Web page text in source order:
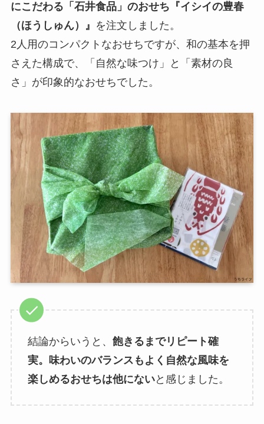
にこだわる「石井食品」のおせち『イシイの豊春
（ほうしゅん）』 を注文しました。
2人用のコンパクトなおせちですが、和の基本を押
さえた構成で、「自然な味つけ」と「素材の良
さ」が印象的なおせちでした。
結論からいうと、 飽きるまでリピート確
実。味わいのバランスもよく自然な風味を
楽しめるおせちは他にないと感じました。